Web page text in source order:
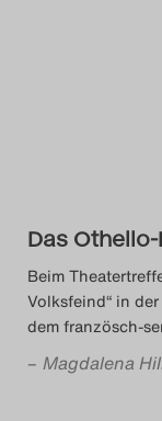
Das
Beim
Volksfeind“ in
dem französch-
– Magdalena